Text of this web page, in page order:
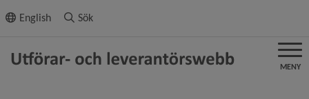
innehållet
English Sök
MENY